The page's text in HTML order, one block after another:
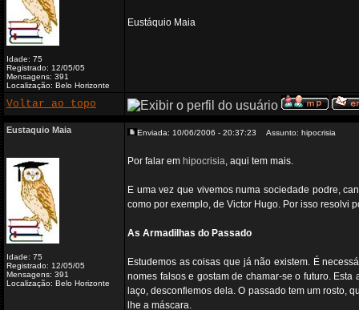
Idade: 75
Registrado: 12/05/05
Mensagens: 391
Localização: Belo Horizonte
Eustáquio Maia
Voltar ao topo
Eustaquio Maia
Idade: 75
Registrado: 12/05/05
Mensagens: 391
Localização: Belo Horizonte
Enviada: 10/06/2006 - 20:37:23 Assunto: hipocrisia
Por falar em hipocrisia, aqui tem mais.
E uma vez que vivemos numa sociedade podre,
como por exemplo, de Victor Hugo. Por isso resolvi
As Armadilhas do Passado
Estudemos as coisas que já não existem. É
nomes falsos e gostam de chamar-se o futuro.
laço, desconfiemos dela. O passado tem um rosto,
lhe a máscara.